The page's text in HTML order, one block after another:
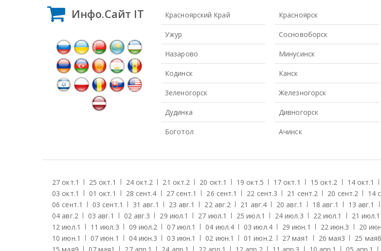
Инфо.Сайт IT Красноярский Край
Ужур
Назарово
Кодинск
Зеленогорск
Дудинка
Боготол
Красноярск
Сосновоборск
Минусинск
Канск
Железногорск
Дивногорск
Ачинск
27 окт.1 25 окт.1 24 окт.2 21 окт.2 20 окт.1 19 окт.5 17 окт.1 15 окт.2 14 окт.1
03 окт.1 01 окт.1 28 сент.4 27 сент.1 26 сент.1 22 сент.3 21 сент.2 20 сент.2 14
06 сент.1 03 сент.1 31 авг.1 23 авг.1 22 авг.2 21 авг.4 20 авг.1 18 авг.1 13 авг.1
04 авг.2 03 авг.1 02 авг.3 29 июл.1 27 июл.1 25 июл.1 24 июл.3 22 июл.1 21 июл.1
12 июл.1 11 июл.3 09 июл.2 07 июл.1 04 июл.4 03 июл.4 29 июн.1 22 июн.3 20
10 июн.1 07 июн.1 04 июн.3 03 июн.1 02 июн.1 01 июн.2 27 мая1 26 мая3 25 мая6